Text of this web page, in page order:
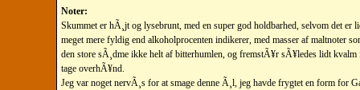
Noter:
Skummet er hÃ¸jt og lysebrunt, med en super god holdbarhed, selvom det
meget mere fyldig end alkoholprocenten indikerer, med masser af maltnoter
den store sÃ¸dme ikke helt af bitterhumlen, og fremstÃ¥r sÃ¥ledes lidt
tage overhÃ¥nd.
Jeg var noget nervÃ¸s for at smage denne Ã¸l, jeg havde frygtet en form for